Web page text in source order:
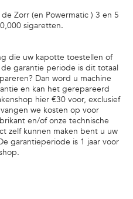
Zorr (en Powermatic ) 3 en 5
sigaretten.
die uw kapotte toestellen of
garantie periode is dit totaal
Dan word u machine
en kan het gerepareerd
hier €30 voor, exclusief
we kosten op voor
en/of onze technische
zelf kunnen maken bent u uw
garantieperiode is 1 jaar voor